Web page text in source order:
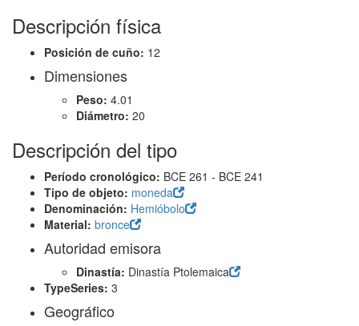
Descripción física
Posición de cuño: 12
Dimensiones
Peso: 4.01
Diámetro: 20
Descripción del tipo
Período cronológico: BCE 261 - BCE 241
Tipo de objeto: moneda
Denominación: Hemióbolo
Material: bronce
Autoridad emisora
Dinastía: Dinastía Ptolemaica
TypeSeries: 3
Geográfico